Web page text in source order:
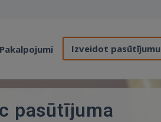
Pakalpojumi Izveidot pasūtījumu
pasūtījuma